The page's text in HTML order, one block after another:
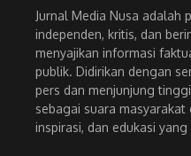
Jurnal Media Nusa adalah
independen, kritis, dan
menyajikan informasi
publik. Didirikan dengan
pers dan menjunjung
sebagai suara
inspirasi, dan edukasi